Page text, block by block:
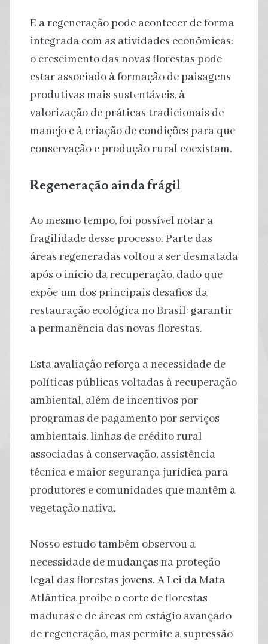
E a regeneração pode acontecer de forma
integrada com as atividades econômicas:
o crescimento das novas florestas pode
estar associado à formação de paisagens
produtivas mais sustentáveis, à
valorização de práticas tradicionais de
manejo e à criação de condições para que
conservação e produção rural coexistam.
Regeneração ainda frágil
Ao mesmo tempo, foi possível notar a
fragilidade desse processo. Parte das
áreas regeneradas voltou a ser desmatada
após o início da recuperação, dado que
expõe um dos principais desafios da
restauração ecológica no Brasil: garantir
a permanência das novas florestas.
Esta avaliação reforça a necessidade de
políticas públicas voltadas à recuperação
ambiental, além de incentivos por
programas de pagamento por serviços
ambientais, linhas de crédito rural
associadas à conservação, assistência
técnica e maior segurança jurídica para
produtores e comunidades que mantêm a
vegetação nativa.
Nosso estudo também observou a
necessidade de mudanças na proteção
legal das florestas jovens. A Lei da Mata
Atlântica proíbe o corte de florestas
maduras e de áreas em estágio avançado
de regeneração, mas permite a supressão